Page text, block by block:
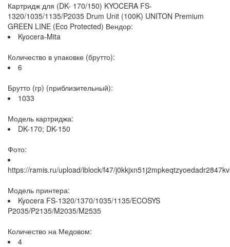
Картридж для (DK- 170/150) KYOCERA FS-
1320/1035/1135/P2035 Drum Unit (100K) UNITON Premium
GREEN LINE (Eco Protected) Вендор:
Kyocera-Mita
Количество в упаковке (брутто):
6
Брутто (гр) (приблизительный):
1033
Модель картриджа:
DK-170; DK-150
Фото:
https://ramis.ru/upload/iblock/f47/
Модель принтера:
Kyocera FS-1320/1370/1035/1135/ECOSYS
P2035/P2135/M2035/M2535
Количество на Медовом:
4